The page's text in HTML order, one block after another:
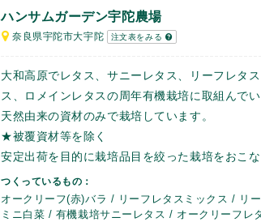
ハンサムガーデン宇陀農場
奈良県宇陀市大宇陀 注文表をみる
大和高原でレタス、サニーレタス、リーフレタ
ス、ロメインレタスの周年有機栽培に取組んでい
天然由来の資材のみで栽培しています。
★被覆資材等を除く
安定出荷を目的に栽培品目を絞った栽培をおこな
つくっているもの：
オークリーフ(赤)バラ / リーフレタスミックス / リ
ミニ白菜 / 有機栽培サニーレタス / オークリーフレ